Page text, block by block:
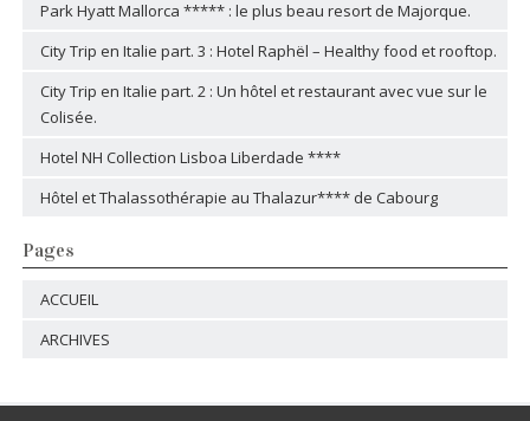
Park Hyatt Mallorca ***** : le plus beau resort de Majorque.
City Trip en Italie part. 3 : Hotel Raphël – Healthy food et rooftop.
City Trip en Italie part. 2 : Un hôtel et restaurant avec vue sur le
Colisée.
Hotel NH Collection Lisboa Liberdade ****
Hôtel et Thalassothérapie au Thalazur**** de Cabourg
Pages
ACCUEIL
ARCHIVES